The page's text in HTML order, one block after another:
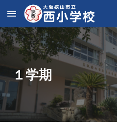
Skip to main content
１学期